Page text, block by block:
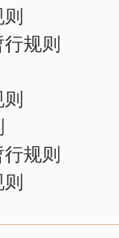
规则
规则